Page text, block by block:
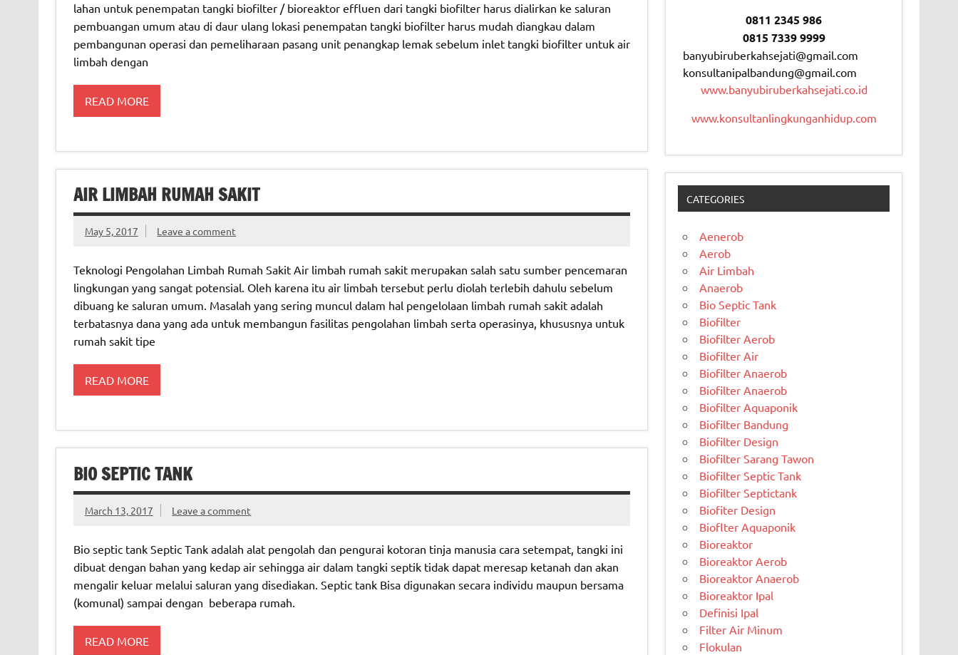
lahan untuk penempatan tangki biofilter / bioreaktor effluen dari tangki biofilter harus dialirkan ke saluran
pembuangan umum atau di daur ulang lokasi penempatan tangki biofilter harus mudah diangkau dalam
pembangunan operasi dan pemeliharaan pasang unit penangkap lemak sebelum inlet tangki biofilter untuk air
limbah dengan
READ MORE
AIR LIMBAH RUMAH SAKIT
May 5, 2017 Leave a comment
Teknologi Pengolahan Limbah Rumah Sakit Air limbah rumah sakit merupakan salah satu sumber pencemaran
lingkungan yang sangat potensial. Oleh karena itu air limbah tersebut perlu diolah terlebih dahulu sebelum
dibuang ke saluran umum. Masalah yang sering muncul dalam hal pengelolaan limbah rumah sakit adalah
terbatasnya dana yang ada untuk membangun fasilitas pengolahan limbah serta operasinya, khususnya untuk
rumah sakit tipe
READ MORE
BIO SEPTIC TANK
March 13, 2017 Leave a comment
Bio septic tank Septic Tank adalah alat pengolah dan pengurai kotoran tinja manusia cara setempat, tangki ini
dibuat dengan bahan yang kedap air sehingga air dalam tangki septik tidak dapat meresap ketanah dan akan
mengalir keluar melalui saluran yang disediakan. Septic tank Bisa digunakan secara individu maupun bersama
(komunal) sampai dengan beberapa rumah.
READ MORE
0811 2345 986
0815 7339 9999
banyubiruberkahsejati@gmail.com
konsultanipalbandung@gmail.com
www.banyubiruberkahsejati.co.id
www.konsultanlingkunganhidup.com
CATEGORIES
Aenerob
Aerob
Air Limbah
Anaerob
Bio Septic Tank
Biofilter
Biofilter Aerob
Biofilter Air
Biofilter Anaerob
Biofilter Anaerob
Biofilter Aquaponik
Biofilter Bandung
Biofilter Design
Biofilter Sarang Tawon
Biofilter Septic Tank
Biofilter Septictank
Biofiter Design
Bioflter Aquaponik
Bioreaktor
Bioreaktor Aerob
Bioreaktor Anaerob
Bioreaktor Ipal
Definisi Ipal
Filter Air Minum
Flokulan